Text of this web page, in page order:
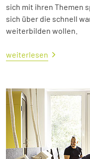
sich mit ihren Themen
sich über die schnell
weiterbilden wollen.
weiterlesen